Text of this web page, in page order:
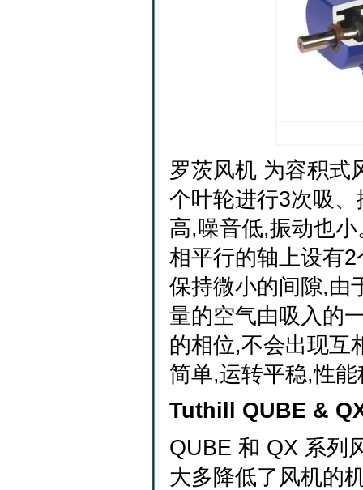
罗茨风机 为容积式
个叶轮进行3次吸
高,噪音低,振动也
相平行的轴上设有
保持微小的间隙,由
量的空气由吸入的
的相位,不会出现互
简单,运转平稳,性
Tuthill QUBE &
QUBE 和 QX 系列
大多降低了风机的